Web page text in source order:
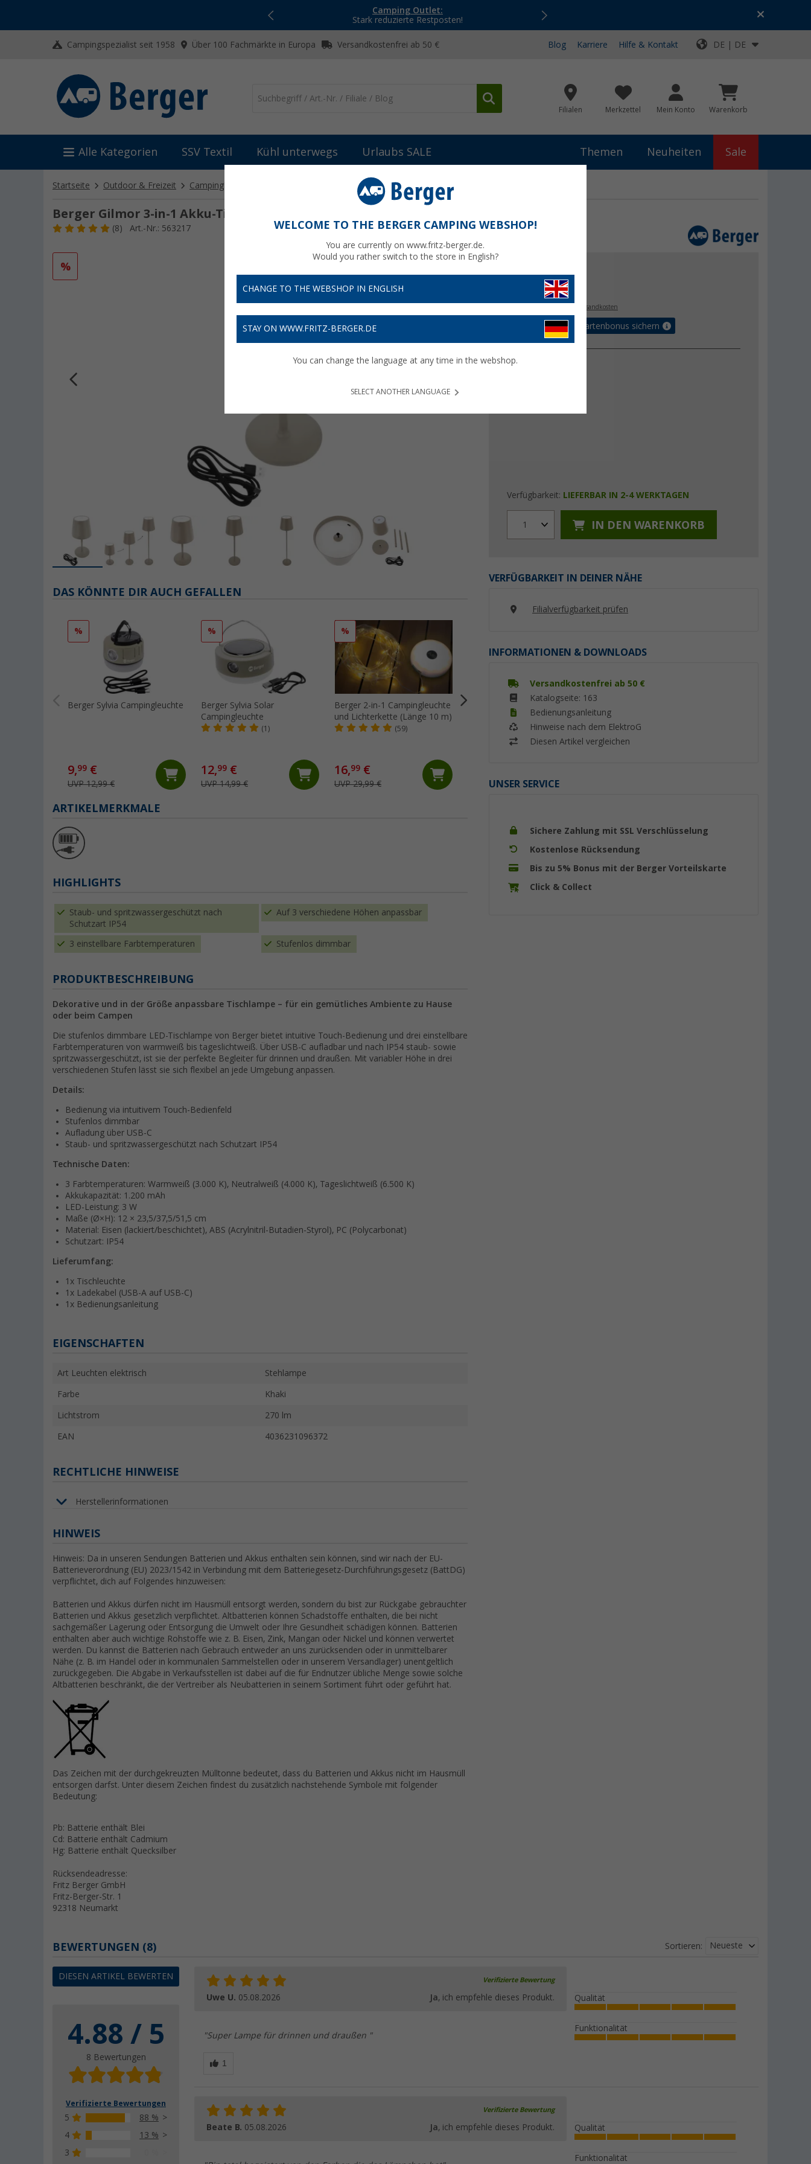
Camping Outlet:
Stark reduzierte Restposten!
Top-Deals für dein Abenteuer!
Campingspezialist seit 1958 Über 100 Fachmärkte in Europa Versandkostenfrei ab 50 € Blog Karriere Hilfe & Kontakt DE | DE
Filialen Merkzettel Mein Konto Warenkorb
Alle Kategorien SSV Textil Kühl unterwegs Urlaubs SALE Themen Neuheiten Sale
Startseite Outdoor & Freizeit Campinglampen Berger Gilmor 3-in-1 Akku-Tischleuchte
Berger Gilmor 3-in-1 Akku-Tischleuchte Khaki
(8) Art.-Nr.: 563217
%
€
zzgl. Versandkosten
Bis zu 5% Vorteilskartenbonus sichern
Farbe
Verfügbarkeit: LIEFERBAR IN 2-4 WERKTAGEN
1 IN DEN WARENKORB
VERFÜGBARKEIT IN DEINER NÄHE
Filialverfügbarkeit prüfen
INFORMATIONEN & DOWNLOADS
Versandkostenfrei ab 50 €
Katalogseite: 163
Bedienungsanleitung
Hinweise nach dem ElektroG
Diesen Artikel vergleichen
UNSER SERVICE
Sichere Zahlung mit SSL Verschlüsselung
Kostenlose Rücksendung
Bis zu 5% Bonus mit der Berger Vorteilskarte
Click & Collect
DAS KÖNNTE DIR AUCH GEFALLEN
%
Berger Sylvia Campingleuchte
9,99 €
UVP 12,99 €
%
Berger Sylvia Solar
Campingleuchte
(1)
12,99 €
UVP 14,99 €
%
Berger 2-in-1 Campingleuchte
und Lichterkette (Länge 10 m)
(59)
16,99 €
UVP 29,99 €
Berger Hopuni Pro LED
Campinglaterne mit
Powerbank- und
Dimmfunktion matt schwarz
(Über 100)
UVP 39,99 €
Lichterkette 20 LED-Kugeln
(Länge 7 m)
ARTIKELMERKMALE
HIGHLIGHTS
Staub- und spritzwassergeschützt nach
Schutzart IP54
Auf 3 verschiedene Höhen anpassbar
3 einstellbare Farbtemperaturen Stufenlos dimmbar
PRODUKTBESCHREIBUNG
Dekorative und in der Größe anpassbare Tischlampe – für ein gemütliches Ambiente zu Hause
oder beim Campen
Die stufenlos dimmbare LED-Tischlampe von Berger bietet intuitive Touch-Bedienung und drei einstellbare
Farbtemperaturen von warmweiß bis tageslichtweiß. Über USB-C aufladbar und nach IP54 staub- sowie
spritzwassergeschützt, ist sie der perfekte Begleiter für drinnen und draußen. Mit variabler Höhe in drei
verschiedenen Stufen lässt sie sich flexibel an jede Umgebung anpassen.
Details:
Bedienung via intuitivem Touch-Bedienfeld
Stufenlos dimmbar
Aufladung über USB-C
Staub- und spritzwassergeschützt nach Schutzart IP54
Technische Daten:
3 Farbtemperaturen: Warmweiß (3.000 K), Neutralweiß (4.000 K), Tageslichtweiß (6.500 K)
Akkukapazität: 1.200 mAh
LED-Leistung: 3 W
Maße (Ø×H): 12 × 23,5/37,5/51,5 cm
Material: Eisen (lackiert/beschichtet), ABS (Acrylnitril-Butadien-Styrol), PC (Polycarbonat)
Schutzart: IP54
Lieferumfang:
1x Tischleuchte
1x Ladekabel (USB-A auf USB-C)
1x Bedienungsanleitung
EIGENSCHAFTEN
Art Leuchten elektrisch Stehlampe
Farbe Khaki
Lichtstrom 270 lm
EAN 4036231096372
RECHTLICHE HINWEISE
Herstellerinformationen
HINWEIS
Hinweis: Da in unseren Sendungen Batterien und Akkus enthalten sein können, sind wir nach der EU-
Batterieverordnung (EU) 2023/1542 in Verbindung mit dem Batteriegesetz-Durchführungsgesetz (BattDG)
verpflichtet, dich auf Folgendes hinzuweisen:
Batterien und Akkus dürfen nicht im Hausmüll entsorgt werden, sondern du bist zur Rückgabe gebrauchter
Batterien und Akkus gesetzlich verpflichtet. Altbatterien können Schadstoffe enthalten, die bei nicht
sachgemäßer Lagerung oder Entsorgung die Umwelt oder Ihre Gesundheit schädigen können. Batterien
enthalten aber auch wichtige Rohstoffe wie z. B. Eisen, Zink, Mangan oder Nickel und können verwertet
werden. Du kannst die Batterien nach Gebrauch entweder an uns zurücksenden oder in unmittelbarer
Nähe (z. B. im Handel oder in kommunalen Sammelstellen oder in unserem Versandlager) unentgeltlich
zurückgegeben. Die Abgabe in Verkaufsstellen ist dabei auf die für Endnutzer übliche Menge sowie solche
Altbatterien beschränkt, die der Vertreiber als Neubatterien in seinem Sortiment führt oder geführt hat.
Das Zeichen mit der durchgekreuzten Mülltonne bedeutet, dass du Batterien und Akkus nicht im Hausmüll
entsorgen darfst. Unter diesem Zeichen findest du zusätzlich nachstehende Symbole mit folgender
Bedeutung:
Pb: Batterie enthält Blei
Cd: Batterie enthält Cadmium
Hg: Batterie enthält Quecksilber
Rücksendeadresse:
Fritz Berger GmbH
Fritz-Berger-Str. 1
92318 Neumarkt
BEWERTUNGEN (8)
DIESEN ARTIKEL BEWERTEN
4.88 / 5
8 Bewertungen
Verifizierte Bewertungen
5
88 %
4
13 %
3
Sortieren: Neueste
Verifizierte Bewertung
Uwe U. 05.08.2026 Ja, ich empfehle dieses Produkt.
"Super Lampe für drinnen und draußen "
Qualität
Funktionalität
Verifizierte Bewertung
Beate B. 05.08.2026 Ja, ich empfehle dieses Produkt. Qualität
Funktionalität
WELCOME TO THE BERGER CAMPING WEBSHOP!
You are currently on www.fritz-berger.de.
Would you rather switch to the store in English?
CHANGE TO THE WEBSHOP IN ENGLISH
STAY ON WWW.FRITZ-BERGER.DE
You can change the language at any time in the webshop.
SELECT ANOTHER LANGUAGE